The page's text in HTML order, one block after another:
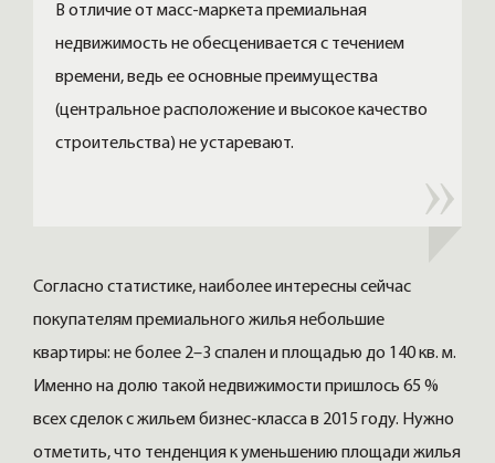
В отличие от масс-маркета премиальная
недвижимость не обесценивается с течением
времени, ведь ее основные преимущества
(центральное расположение и высокое качество
строительства) не устаревают.
Согласно статистике, наиболее интересны сейчас
покупателям премиального жилья небольшие
квартиры: не более 2–3 спален и площадью до 140 кв. м.
Именно на долю такой недвижимости пришлось 65 %
всех сделок с жильем бизнес-класса в 2015 году. Нужно
отметить, что тенденция к уменьшению площади жилья